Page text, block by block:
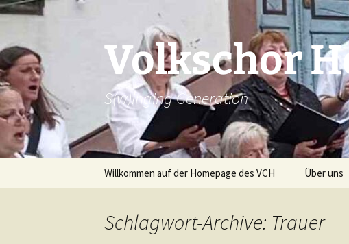
Zum
Volkschor
S(w)inging Generation
Willkommen auf der Homepage des VCH Über uns
Schlagwort-Archive: Trauer